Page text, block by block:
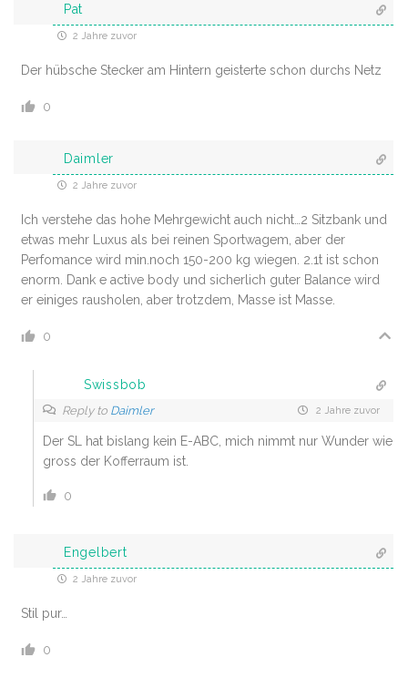
Pat
2 Jahre zuvor
Der hübsche Stecker am Hintern geisterte schon durchs Netz
0
Daimler
2 Jahre zuvor
Ich verstehe das hohe Mehrgewicht auch nicht…2 Sitzbank und
etwas mehr Luxus als bei reinen Sportwagem, aber der
Perfomance wird min.noch 150-200 kg wiegen. 2.1t ist schon
enorm. Dank e active body und sicherlich guter Balance wird
er einiges rausholen, aber trotzdem, Masse ist Masse.
0
Swissbob
Reply to Daimler 2 Jahre zuvor
Der SL hat bislang kein E-ABC, mich nimmt nur Wunder wie
gross der Kofferraum ist.
0
Engelbert
2 Jahre zuvor
Stil pur…
0